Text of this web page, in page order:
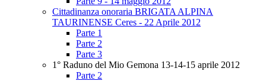
Cittadinanza onoraria BRIGATA ALPINA
TAURINENSE Ceres - 22 Aprile 2012
Parte 1
Parte 2
Parte 3
1° Raduno del Mio Gemona 13-14-15 aprile 2012
Parte 2